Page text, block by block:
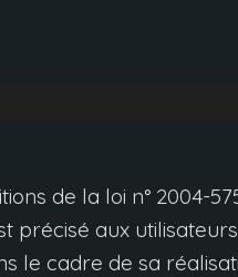
de la loi n°2004-
précisé aux
le cadre de sa